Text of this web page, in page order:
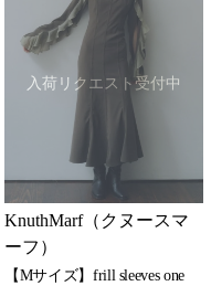
入荷リクエスト受付中
KnuthMarf（クヌースマ
ーフ）
【Mサイズ】frill sleeves one